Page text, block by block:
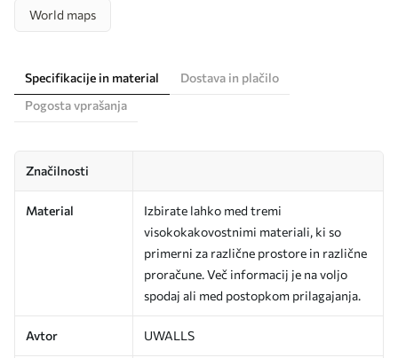
World maps
Specifikacije in material
Dostava in plačilo
Pogosta vprašanja
Značilnosti
Material
Izbirate lahko med tremi
visokokakovostnimi materiali, ki so
primerni za različne prostore in različne
proračune. Več informacij je na voljo
spodaj ali med postopkom prilagajanja.
Avtor UWALLS